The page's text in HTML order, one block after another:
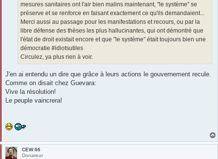
mesures sanitaires ont l'air bien malins maintenant, "le système" se
préserve et se renforce en faisant exactement ce qu'ils demandaient...
Merci aussi au passage pour les manifestations et recours, ou par la
libre défense des thèses les plus hallucinantes, qui ont démontré que
l'état de droit existait encore et que "le système" était toujours bien une
démocratie #idiotsutiles
Circulez, ya plus rien à voir.
J'en ai entendu un dire que grâce à leurs actions le gouvernement recule.
Comme on disait chez Guevara:
Vive la résolution!
Le peuple vaincrera!
CEW 66
Donateur